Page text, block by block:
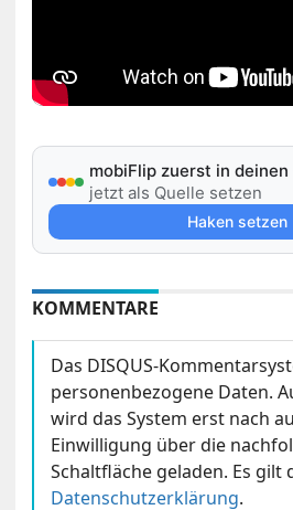
mobiFlip zuerst in deinen
jetzt als Quelle setzen
Haken
KOMMENTARE
Das DISQUS-
personenbezogene Daten.
wird das System erst nach
Einwilligung über die
Schaltfläche geladen. Es gilt
Datenschutzerklärung.